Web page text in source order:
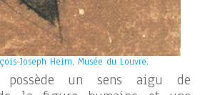
Joseph Heim, Musée du Louvre.
possède un sens aigu de